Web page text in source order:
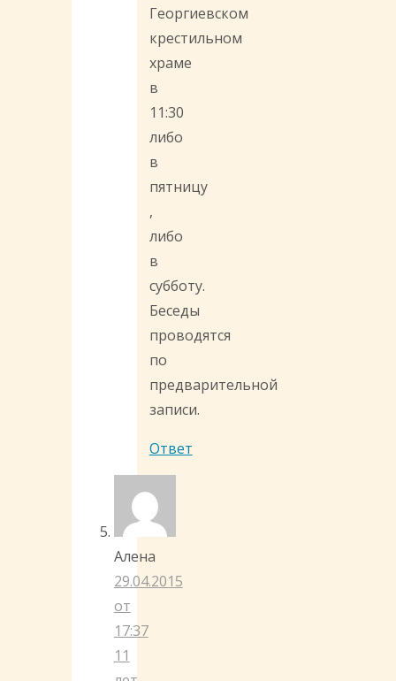
Георгиевском
крестильном
храме
в
11:30
либо
в
пятницу
,
либо
в
субботу.
Беседы
проводятся
по
предварительной
записи.
Ответ
Алена
29.04.2015
от
17:37
11